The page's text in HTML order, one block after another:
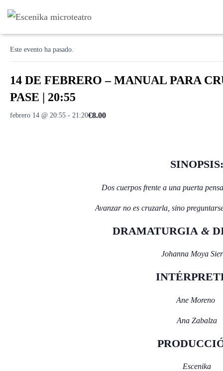
Este evento ha pasado.
14 DE FEBRERO – MANUAL PARA
PASE | 20:55
febrero 14 @ 20:55 - 21:20€8.00
SINOPSIS:
Dos cuerpos frente a una puerta
Avanzar no es cruzarla, sino
DRAMATURGIA &
Johanna Moya
Ane Moreno
Ana Zabalza
Escenika